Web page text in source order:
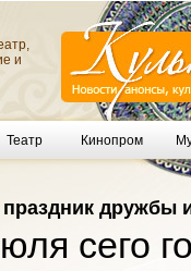
и
Театр Кинопром
дружбы
сего